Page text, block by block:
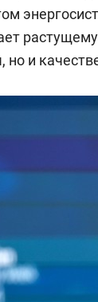
но и
и ВТБ